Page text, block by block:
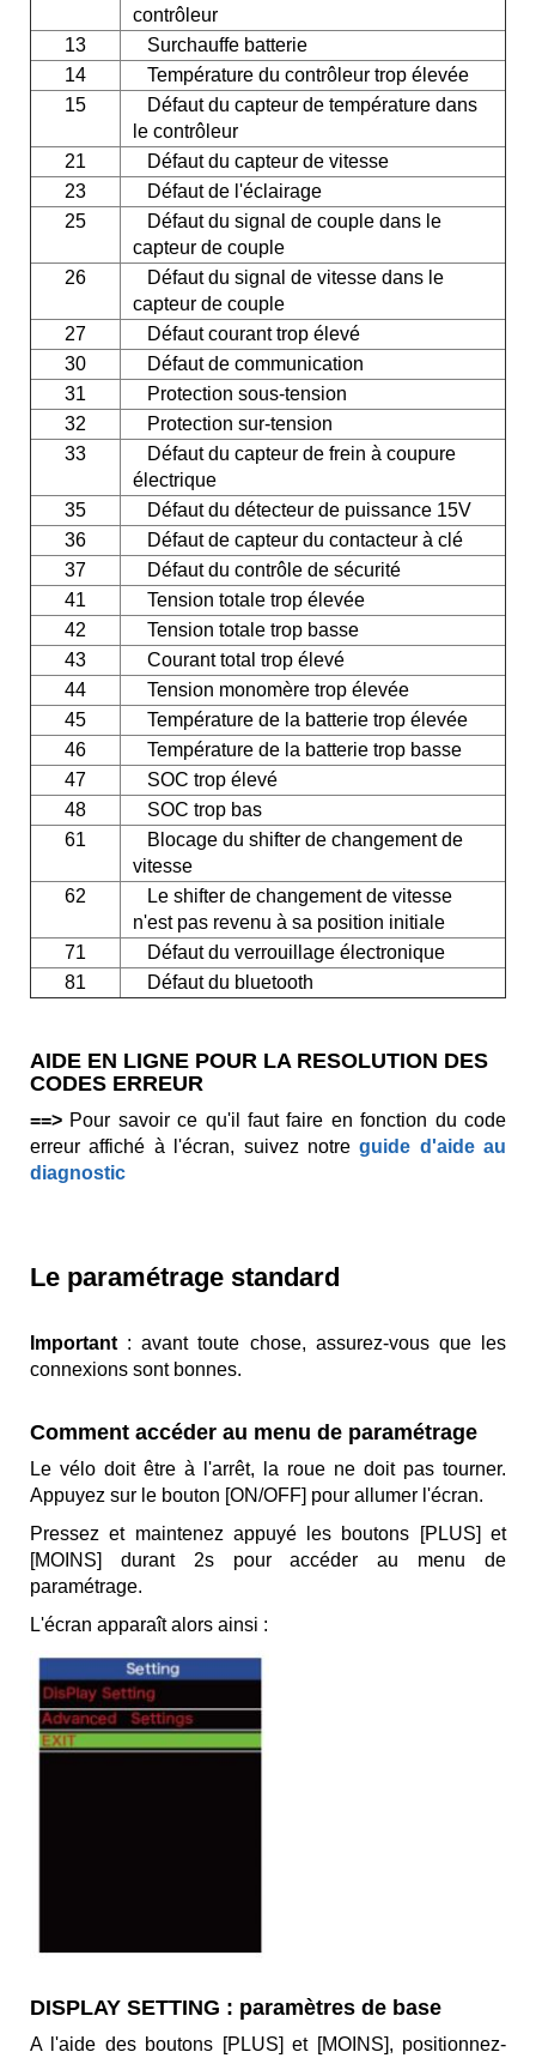
contrôleur
13
Surchauffe batterie
14
Température du contrôleur trop élevée
15
Défaut du capteur de température dans
le contrôleur
21
Défaut du capteur de vitesse
23
Défaut de l'éclairage
25
Défaut du signal de couple dans le
capteur de couple
26
Défaut du signal de vitesse dans le
capteur de couple
27
Défaut courant trop élevé
30
Défaut de communication
31
Protection sous-tension
32
Protection sur-tension
33
Défaut du capteur de frein à coupure
électrique
35
Défaut du détecteur de puissance 15V
36
Défaut de capteur du contacteur à clé
37
Défaut du contrôle de sécurité
41
Tension totale trop élevée
42
Tension totale trop basse
43
Courant total trop élevé
44
Tension monomère trop élevée
45
Température de la batterie trop élevée
46
Température de la batterie trop basse
47
SOC trop élevé
48
SOC trop bas
61
Blocage du shifter de changement de
vitesse
62
Le shifter de changement de vitesse
n'est pas revenu à sa position initiale
71
Défaut du verrouillage électronique
81
Défaut du bluetooth
AIDE EN LIGNE POUR LA RESOLUTION DES
CODES ERREUR
==> Pour savoir ce qu'il faut faire en fonction du code
erreur affiché à l'écran, suivez notre guide d'aide au
diagnostic
Le paramétrage standard
Important : avant toute chose, assurez-vous que les
connexions sont bonnes.
Comment accéder au menu de paramétrage
Le vélo doit être à l'arrêt, la roue ne doit pas tourner.
Appuyez sur le bouton [ON/OFF] pour allumer l'écran.
Pressez et maintenez appuyé les boutons [PLUS] et
[MOINS] durant 2s pour accéder au menu de
paramétrage.
L'écran apparaît alors ainsi :
DISPLAY SETTING : paramètres de base
A l'aide des boutons [PLUS] et [MOINS], positionnez-